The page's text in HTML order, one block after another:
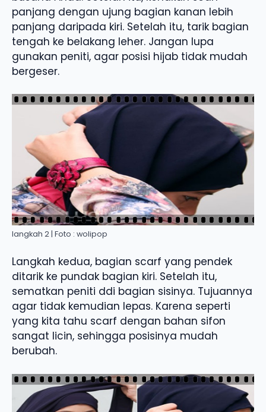
panjang dengan ujung bagian kanan lebih
panjang daripada kiri. Setelah itu, tarik bagian
tengah ke belakang leher. Jangan lupa
gunakan peniti, agar posisi hijab tidak mudah
bergeser.
langkah 2 | Foto : wolipop
Langkah kedua, bagian scarf yang pendek
ditarik ke pundak bagian kiri. Setelah itu,
sematkan peniti ddi bagian sisinya. Tujuannya
agar tidak kemudian lepas. Karena seperti
yang kita tahu scarf dengan bahan sifon
sangat licin, sehingga posisinya mudah
berubah.